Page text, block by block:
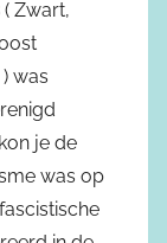
Zwart,
was
je de
was op